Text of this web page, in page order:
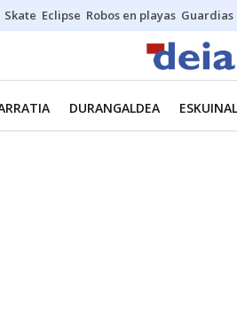
Skate Eclipse Robos en playas Guardias
DURANGALDEA